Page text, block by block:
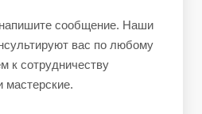
сообщение. Наши
вас по любому
к сотрудничеству
мастерские.